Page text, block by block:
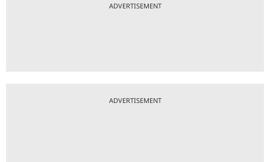
ADVERTISEMENT
ADVERTISEMENT